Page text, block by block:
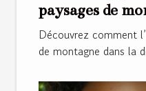
paysages de
décoration
Découvrez comment
de montagne dans la